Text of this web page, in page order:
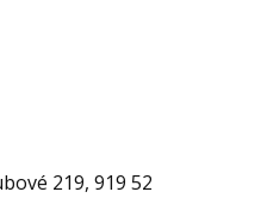
219, 919 52